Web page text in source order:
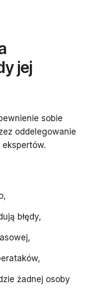
jej
sobie
oddelegowanie
błędy,
żadnej osoby